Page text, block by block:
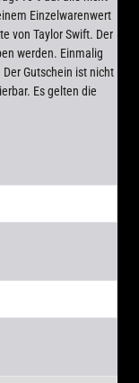
Einzelwarenwert
von Taylor Swift. Der
werden. Einmalig
Gutschein ist nicht
Es gelten die